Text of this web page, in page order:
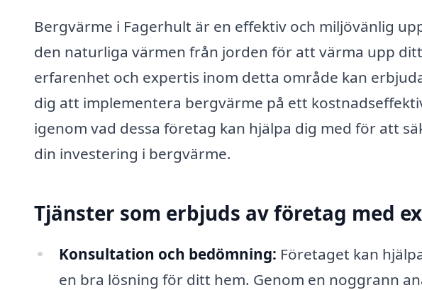
Bergvärme i Fagerhult är en effektiv och miljövänlig
den naturliga värmen från jorden för att värma upp
erfarenhet och expertis inom detta område kan
dig att implementera bergvärme på ett
igenom vad dessa företag kan hjälpa dig med för att
din investering i bergvärme.
Tjänster som erbjuds av företag med
Konsultation och bedömning: Företaget kan
en bra lösning för ditt hem. Genom en noggrann